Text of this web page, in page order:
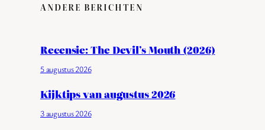
ANDERE BERICHTEN
Recensie: The Devil’s Mouth (2026)
5 augustus 2026
Kijktips van augustus 2026
3 augustus 2026